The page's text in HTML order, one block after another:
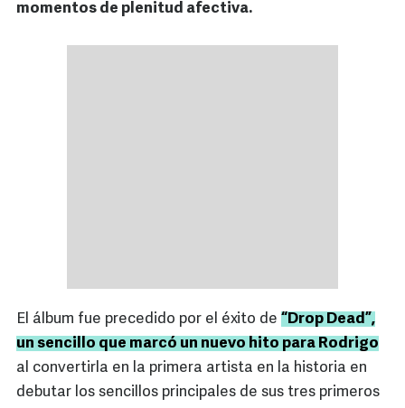
momentos de plenitud afectiva.
El álbum fue precedido por el éxito de “Drop Dead”,
un sencillo que marcó un nuevo hito para Rodrigo
al convertirla en la primera artista en la historia en
debutar los sencillos principales de sus tres primeros